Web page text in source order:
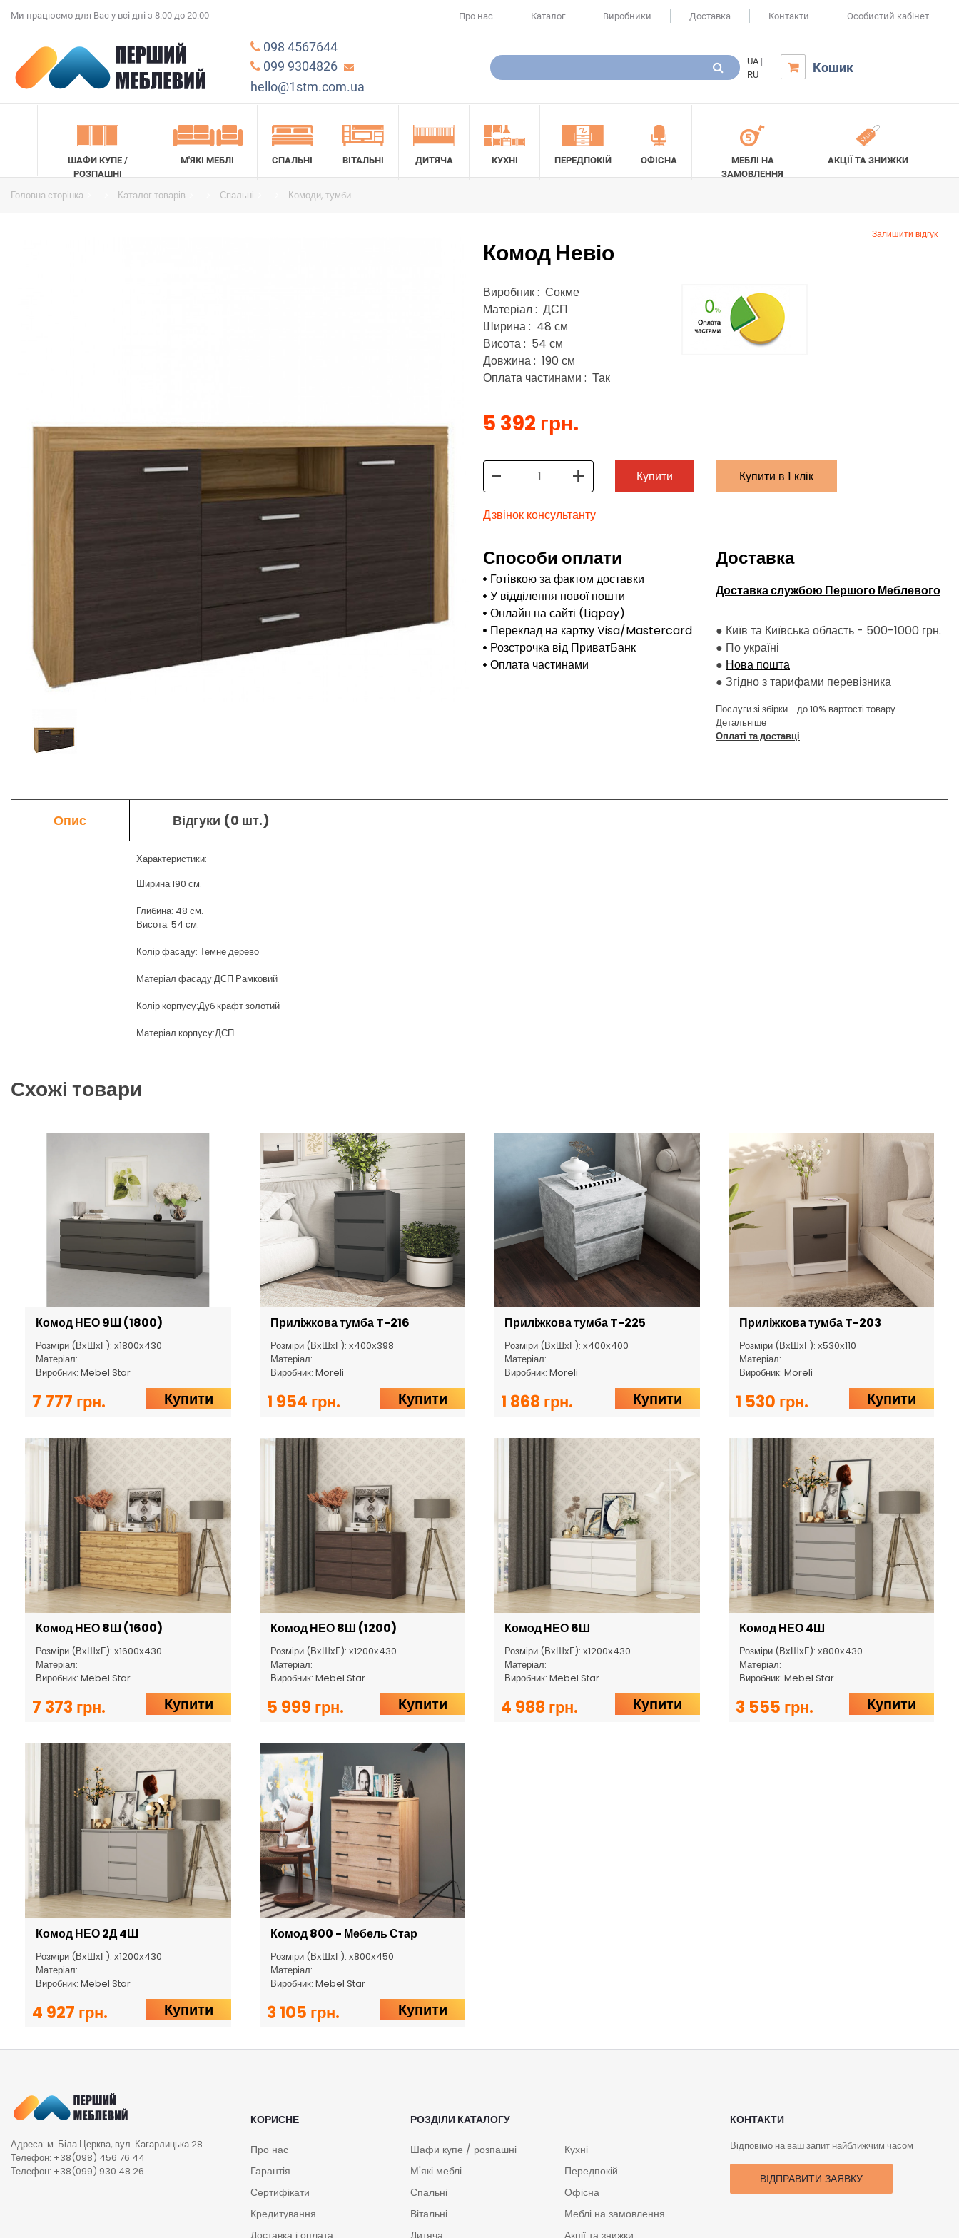
Ми працюємо для Вас у всі дні з 8:00 до 20:00 Про нас Каталог Виробники Доставка Контакти Особистий кабінет
098 4567644
099 9304826
hello@1stm.com.ua
UA |
RU
 Кошик
ШАФИ КУПЕ /
РОЗПАШНІ
М'ЯКІ МЕБЛІ СПАЛЬНІ ВІТАЛЬНІ ДИТЯЧА КУХНІ ПЕРЕДПОКІЙ ОФІСНА
МЕБЛІ НА
ЗАМОВЛЕННЯ
АКЦІЇ ТА ЗНИЖКИ
Головна сторінка Каталог товарів Спальні Комоди, тумби
Комод Невіо
Залишити відгук
Виробник : Сокме
Матеріал : ДСП
Ширина : 48 см
Висота : 54 см
Довжина : 190 см
Оплата частинами : Так
5 392 грн.
- + Купити Купити в 1 клік
Дзвінок консультанту
Способи оплати
Готівкою за фактом доставки
У відділення нової пошти
Онлайн на сайті (Liqpay)
Переклад на картку Visa/Mastercard
Розстрочка від ПриватБанк
Оплата частинами
Доставка
Доставка службою Першого Меблевого
● Київ та Київська область - 500-1000 грн.
● По україні
● Нова пошта
● Згідно з тарифами перевізника
Послуги зі збірки - до 10% вартості товару.
Детальніше
Оплаті та доставці
Опис Відгуки (0 шт.)
Характеристики:
Ширина:190 см.
Глибина: 48 см.
Висота: 54 см.
Колір фасаду: Темне дерево
Матеріал фасаду:ДСП Рамковий
Колір корпусу:Дуб крафт золотий
Матеріал корпусу:ДСП
Схожі товари
Комод НЕО 9Ш (1800)
Розміри (ВхШхГ): х1800х430
Матеріал:
Виробник: Mebel Star
7 777 грн. Купити
Приліжкова тумба T-216
Розміри (ВхШхГ): х400х398
Матеріал:
Виробник: Moreli
1 954 грн. Купити
Приліжкова тумба T-225
Розміри (ВхШхГ): х400х400
Матеріал:
Виробник: Moreli
1 868 грн. Купити
Приліжкова тумба T-203
Розміри (ВхШхГ): х530х110
Матеріал:
Виробник: Moreli
1 530 грн. Купити
Комод НЕО 8Ш (1600)
Розміри (ВхШхГ): х1600х430
Матеріал:
Виробник: Mebel Star
7 373 грн. Купити
Комод НЕО 8Ш (1200)
Розміри (ВхШхГ): х1200х430
Матеріал:
Виробник: Mebel Star
5 999 грн. Купити
Комод НЕО 6Ш
Розміри (ВхШхГ): х1200х430
Матеріал:
Виробник: Mebel Star
4 988 грн. Купити
Комод НЕО 4Ш
Розміри (ВхШхГ): х800х430
Матеріал:
Виробник: Mebel Star
3 555 грн. Купити
Комод НЕО 2Д 4Ш
Розміри (ВхШхГ): х1200х430
Матеріал:
Виробник: Mebel Star
4 927 грн. Купити
Комод 800 - Мебель Стар
Розміри (ВхШхГ): х800х450
Матеріал:
Виробник: Mebel Star
3 105 грн. Купити
Адреса: м. Біла Церква, вул. Кагарлицька 28
Телефон: +38(098) 456 76 44
Телефон: +38(099) 930 48 26
КОРИСНЕ
Про нас
Гарантія
Сертифікати
Кредитування
Доставка і оплата
РОЗДІЛИ КАТАЛОГУ
Шафи купе / розпашні
М'які меблі
Спальні
Вітальні
Дитяча
Кухні
Передпокій
Офісна
Меблі на замовлення
Акції та знижки
КОНТАКТИ
Відповімо на ваш запит найближчим часом
ВІДПРАВИТИ ЗАЯВКУ